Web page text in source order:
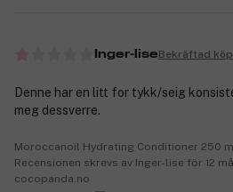
Inger-liseBekräftad
Denne har en litt for tykk/seig
meg dessverre.
Moroccanoil Hydrating Conditioner 250
Recensionen skrevs av Inger-lise för 12
cocopanda.no